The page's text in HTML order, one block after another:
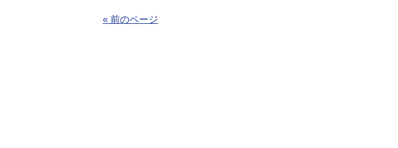
« 前のページ